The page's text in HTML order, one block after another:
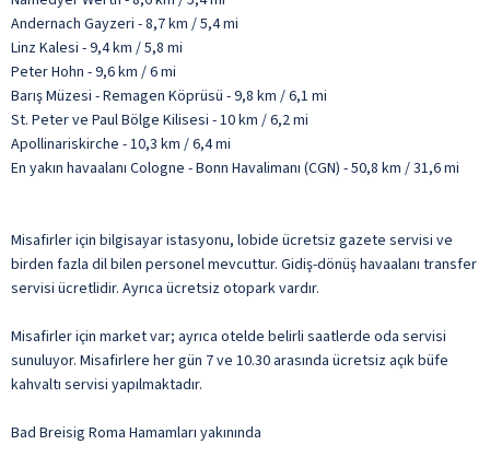
Andernach Gayzeri - 8,7 km / 5,4 mi
Linz Kalesi - 9,4 km / 5,8 mi
Peter Hohn - 9,6 km / 6 mi
Barış Müzesi - Remagen Köprüsü - 9,8 km / 6,1 mi
St. Peter ve Paul Bölge Kilisesi - 10 km / 6,2 mi
Apollinariskirche - 10,3 km / 6,4 mi
En yakın havaalanı Cologne - Bonn Havalimanı (CGN) - 50,8 km / 31,6 mi
Misafirler için bilgisayar istasyonu, lobide ücretsiz gazete servisi ve
birden fazla dil bilen personel mevcuttur. Gidiş-dönüş havaalanı transfer
servisi ücretlidir. Ayrıca ücretsiz otopark vardır.
Misafirler için market var; ayrıca otelde belirli saatlerde oda servisi
sunuluyor. Misafirlere her gün 7 ve 10.30 arasında ücretsiz açık büfe
kahvaltı servisi yapılmaktadır.
Bad Breisig Roma Hamamları yakınında